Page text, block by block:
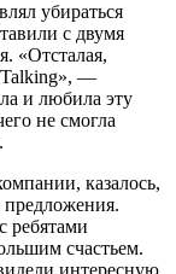
убираться
с двумя
«Отсталая,
Talking», —
и любила эту
не смогла
казалось,
предложения.
ребятами
счастьем.